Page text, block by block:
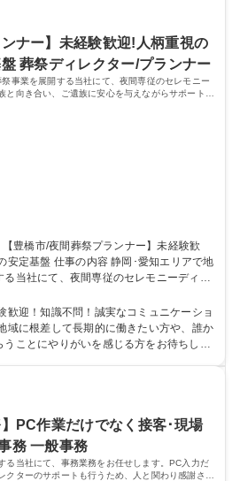
関係を変えずに別の職種へチャレンジす
企業
った方を歓迎します。 【選考ポイント】
験を糧に、相手の課題を解決し、自ら実
。面倒見の良い温かなメンバーが揃ってお
る環境が整っています。 学歴・資格
学校 高校 語学力： 資格：第一種運転免
ンナー】未経験歓迎!人柄重視の
葬祭ディレクター/プランナー
事業を展開する当社にて、夜間専従のセレモニー
向き合い、ご遺族に安心を与えながらサポートを
･愛知エリアで地
当社にて、夜間専従のセレモニーディレ
向き合い、ご遺族に安心を与えながらサ
逝去の連絡対
合わせ、会場設営までを担当します。故
し最適なプランを提案します。 【働き
の職種へチャレンジすることも可能で
迎！知識不問！誠実なコミュニケーショ
に根差して長期的に働きたい方や、誰か
ことにやりがいを感じる方をお待ちして
さを持った方を歓迎します。 【選考ポイ
々な経験を糧に、相手の課題を解決し自
ます。面倒見の良い温かなメンバーが揃っ
です。 学歴・資格 学歴：大
校 語学力： 資格：第一種運転免許普通自
】PC作業だけでなく接客･現場
務 一般事務
る当社にて、事務業務をお任せします。PC入力だ
ターのサポートも行うため、人と関わり感謝され